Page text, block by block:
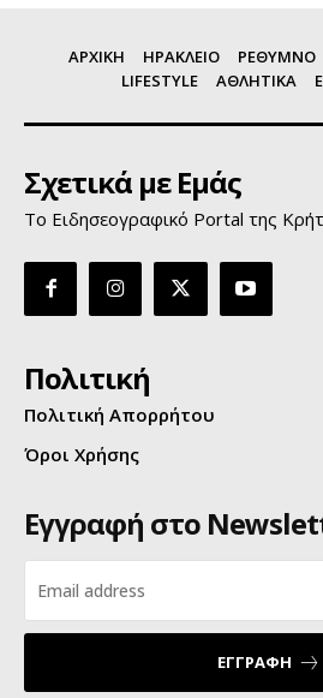
ΑΡΧΙΚΗ ΗΡΑΚΛΕΙΟ ΡΕΘΥΜΝΟ
LIFESTYLE
ΑΘΛΗΤΙΚΑ
Σχετικά με Εμάς
Το Ειδησεογραφικό Portal της
Πολιτική
Πολιτική Απορρήτου
Όροι Χρήσης
Εγγραφή στο
ΕΓΓΡΑΦΗ